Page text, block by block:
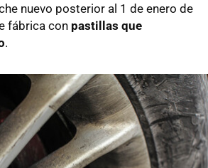
nuevo posterior al 1 de enero de
fábrica con pastillas que
.